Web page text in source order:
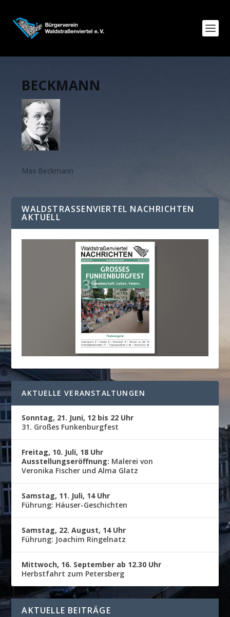
BECKMANN
Max Beckmann
WALDSTRASSENVIERTEL NACHRICHTEN A
KTUELL
AKTUELLE VERANSTALTUNGEN
Sonntag, 21. Juni, 12 bis 22 Uhr
31. Großes Funkenburgfest
Freitag, 10. Juli, 18 Uhr
Ausstellungseröffnung: Malerei von
Veronika Fischer und Alma Glatz
Samstag, 11. Juli, 14 Uhr
Führung: Häuser-Geschichten
Samstag, 22. August, 14 Uhr
Führung: Joachim Ringelnatz
Mittwoch, 16. September ab 12.30 Uhr
Herbstfahrt zum Petersberg
AKTUELLE BEITRÄGE